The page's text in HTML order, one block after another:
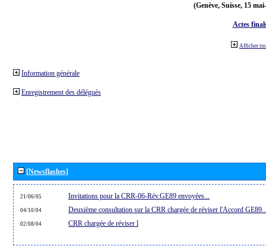
(Genève, Suisse, 15
Actes
Afficher
Information générale
Enregistrement des délégués
[Newsflashes]
21/06/05 Invitations pour la CRR-06-Rév.GE89 envoyées...
04/10/04 Deuxième consultation sur la CRR chargée de réviser l'Accord
02/08/04 CRR chargée de réviser l